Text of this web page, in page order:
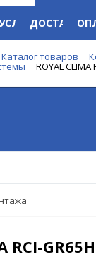
ДОСТАВКА
Каталог товаров
ROYAL CLIMA
RCI-